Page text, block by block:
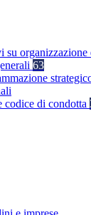
su organizzazione
63
codice di condotta